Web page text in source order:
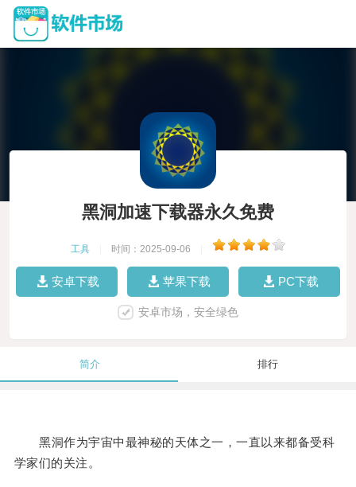
黑洞加速下载器永久免费
工具 时间：2025-09-06
安卓下载 苹果下载 PC下载
安卓市场，安全绿色
简介 排行
黑洞作为宇宙中最神秘的天体之一，一直以来都备受科
学家们的关注。